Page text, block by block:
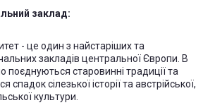
заклад:
- це один з найстаріших та
закладів центральної Європи. В
поєднуються старовинні традиції та
спадок сілезької історії та австрійської,
культури.